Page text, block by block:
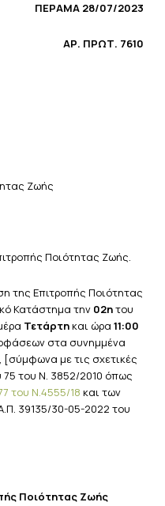
ΠΕΡΑΜΑ 28/07/2023
ΑΡ. ΠΡΩΤ. 7610
Ζωής
Ποιότητας Ζωής.
της Επιτροπής Ποιότητας
Κατάστημα την 02ητου
Τετάρτηκαι ώρα 11:00
στα συνημμένα
με τις σχετικές
75 του Ν. 3852/2010 όπως
του Ν.4555/18 και των
39135/30-05-2022 του
Ποιότητας Ζωής